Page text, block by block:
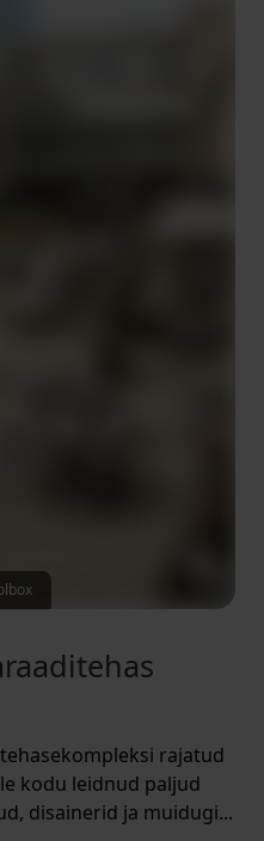
rajatud
kodu leidnud paljud
disainerid ja muidugi...